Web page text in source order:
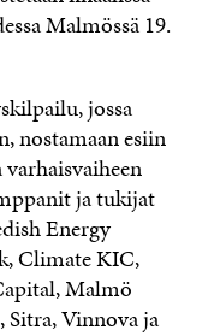
Malmössä 19.
jossa
nostamaan esiin
ja tukijat
Energy
Climate KIC,
Malmö
Sitra, Vinnova ja